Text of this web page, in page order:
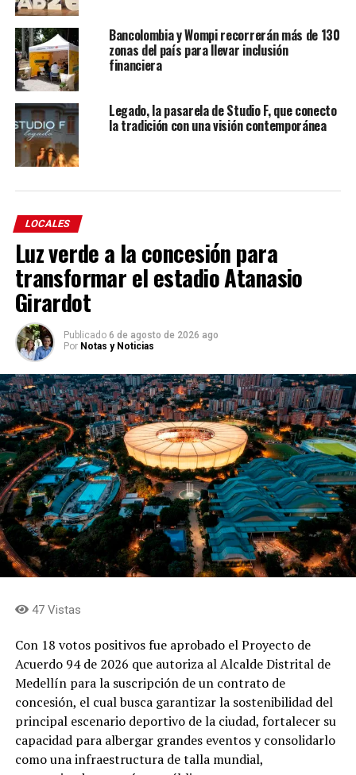
Bancolombia y Wompi recorrerán más de 130
zonas del país para llevar inclusión
financiera
Legado, la pasarela de Studio F, que conecto
la tradición con una visión contemporánea
LOCALES
Luz verde a la concesión para
transformar el estadio Atanasio
Girardot
Publicado 6 de agosto de 2026 ago
Por Notas y Noticias
47 Vistas
Con 18 votos positivos fue aprobado el Proyecto de
Acuerdo 94 de 2026 que autoriza al Alcalde Distrital de
Medellín para la suscripción de un contrato de
concesión, el cual busca garantizar la sostenibilidad del
principal escenario deportivo de la ciudad, fortalecer su
capacidad para albergar grandes eventos y consolidarlo
como una infraestructura de talla mundial,